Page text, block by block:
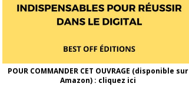
POUR COMMANDER CET OUVRAGE (disponible sur
Amazon) : cliquez ici